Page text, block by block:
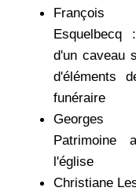
François
Esquelbecq
d'un caveau
d'éléments
funéraire
Patrimoine
l'église
Christiane